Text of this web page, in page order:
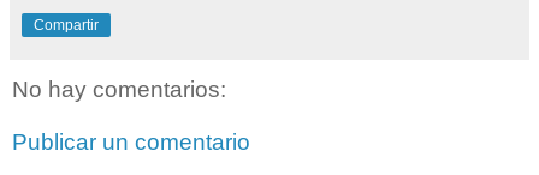
Compartir
No hay comentarios:
Publicar un comentario